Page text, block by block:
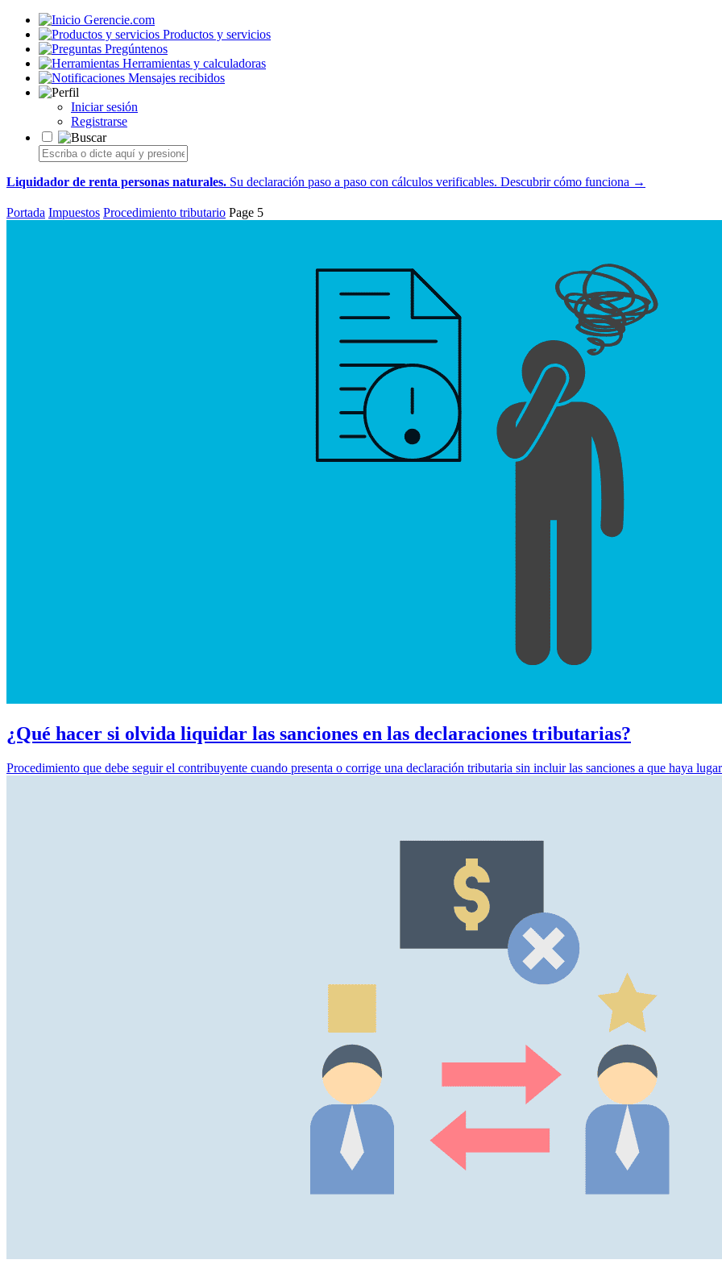
Gerencie.com
Productos y servicios
Pregúntenos
Herramientas y calculadoras
Mensajes recibidos
Iniciar sesión
Registrarse
Liquidador de renta personas naturales. Su declaración paso a paso con cálculos verificables. Descubrir cómo funciona →
Portada Impuestos Procedimiento tributario Page 5
¿Qué hacer si olvida liquidar las sanciones en las declaraciones tributarias?
Procedimiento que debe seguir el contribuyente cuando presenta o corrige una declaración tributaria sin incluir las sanciones a que haya